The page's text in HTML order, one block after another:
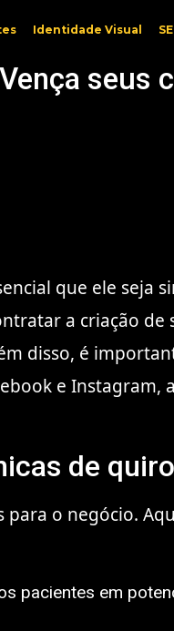
Identidade Visual
seus
que ele seja
a criação de
disso, é
e Instagram,
de
o negócio.
pacientes em